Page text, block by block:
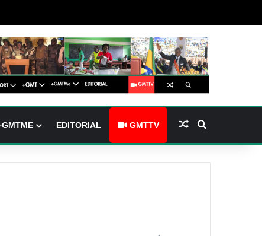
latérale)
EDITORIAL GMTTV Article Aléatoire